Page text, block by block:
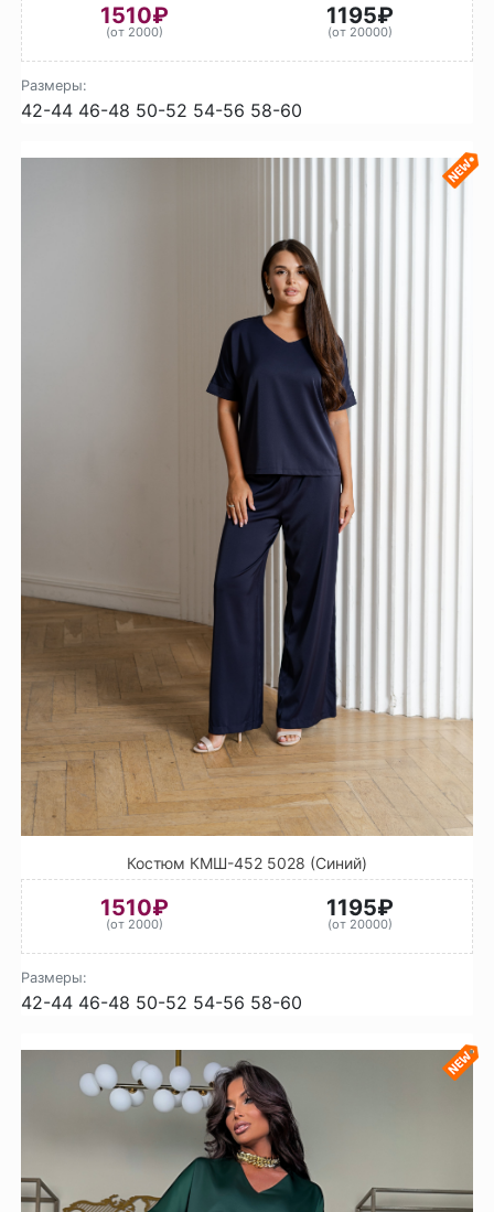
1510₽
(от 2000)
1195₽
(от 20000)
Размеры:
42-44 46-48 50-52 54-56 58-60
Костюм КМШ-452 5028 (Синий)
1510₽
(от 2000)
1195₽
(от 20000)
Размеры:
42-44 46-48 50-52 54-56 58-60